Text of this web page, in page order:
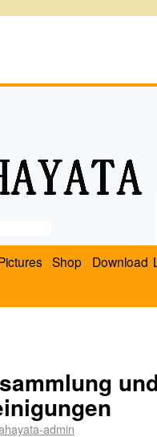
Shop Download
admin